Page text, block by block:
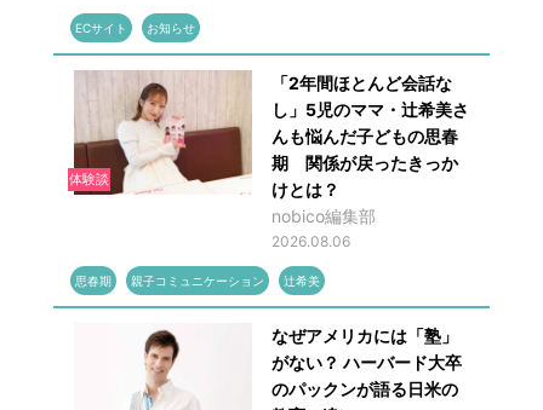
ECサイト お知らせ
体験談
「2年間ほとんど会話な
し」5児のママ・辻希美さ
んも悩んだ子どもの思春
期 関係が戻ったきっか
けとは？
nobico編集部
2026.08.06
思春期 親子コミュニケーション 辻希美
なぜアメリカには「塾」
がない？ ハーバード大卒
のパックンが語る日米の